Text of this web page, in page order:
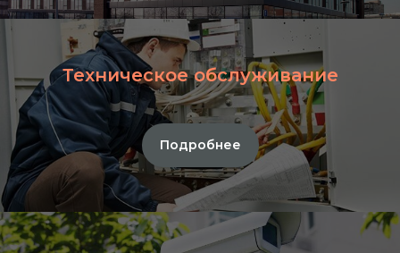
Техническое обслуживание
Подробнее